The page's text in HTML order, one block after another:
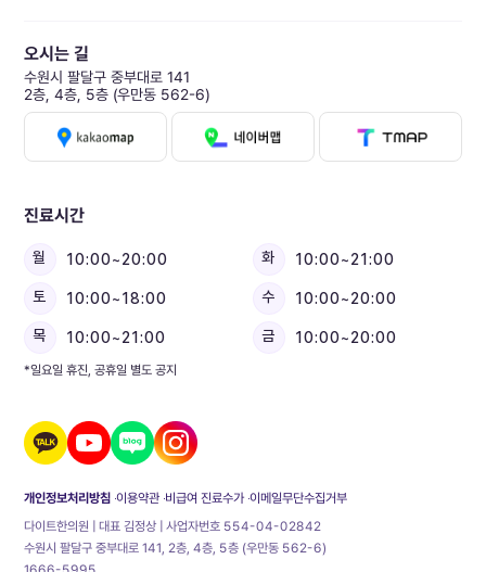
진료시간
월 10:00~20:00 화 10:00~21:00
토 10:00~18:00 수 10:00~20:00
목 10:00~21:00 금 10:00~20:00
*일요일 휴진, 공휴일 별도 공지
오시는 길
수원시 팔달구 중부대로 141
2층, 4층, 5층 (우만동 562-6)
개인정보처리방침 이용약관 비급여 진료수가 이메일무단수집거부
다이트한의원 | 대표 김정상 | 사업자번호 554-04-02842
수원시 팔달구 중부대로 141, 2층, 4층, 5층 (우만동 562-6)